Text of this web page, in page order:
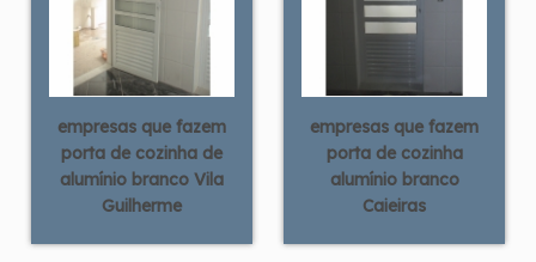
empresas que fazem
porta de cozinha de
alumínio branco Vila
Guilherme
empresas que fazem
porta de cozinha
alumínio branco
Caieiras